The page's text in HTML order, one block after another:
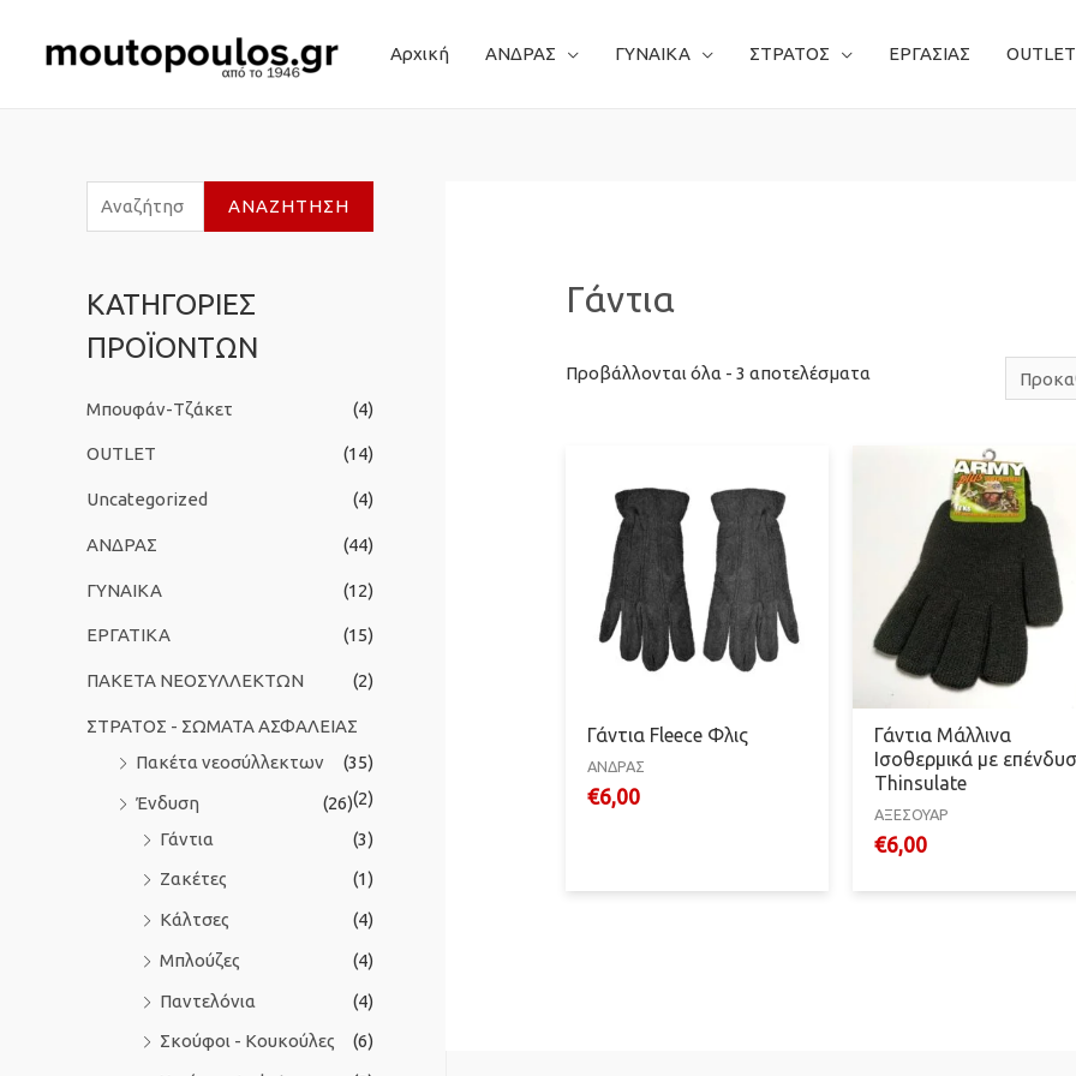
Αρχική ΑΝΔΡΑΣ ΓΥΝΑΙΚΑ ΣΤΡΑΤΟΣ ΕΡΓΑΣΙΑΣ OUTLET
ν
ζ
ή
η
σ
ι
α
:
ΑΝΑΖΉΤΗΣΗ
ΚΑΤΗΓΟΡΙΕΣ
ΠΡΟΪΟΝΤΩΝ
Μπουφάν-Τζάκετ (4)
OUTLET (14)
Uncategorized (4)
ΑΝΔΡΑΣ (44)
ΓΥΝΑΙΚΑ (12)
ΕΡΓΑΤΙΚΑ (15)
ΠΑΚΕΤΑ ΝΕΟΣΥΛΛΕΚΤΩΝ (2)
ΣΤΡΑΤΟΣ - ΣΩΜΑΤΑ ΑΣΦΑΛΕΙΑΣ
(35)
Πακέτα νεοσύλλεκτων
(2)
Ένδυση
(26)
Γάντια
(3)
Ζακέτες
(1)
Κάλτσες
(4)
Μπλούζες
(4)
Παντελόνια
(4)
Σκούφοι - Κουκούλες
(6)
Γάντια
Προβάλλονται όλα - 3 αποτελέσματα
Γάντια Fleece Φλις
ΑΝΔΡΑΣ
€6,00
Γάντια Μάλλινα
Ισοθερμικά με
Thinsulate
ΑΞΕΣΟΥΑΡ
€6,00